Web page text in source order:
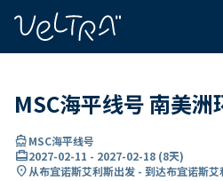
MSC海平线号 南美
directions_boatMSC海平线号
card_travel2027-02-11 - 2027-02-18 (8天)
location_on从布宜诺斯艾利斯出发 - 到达布宜诺斯艾